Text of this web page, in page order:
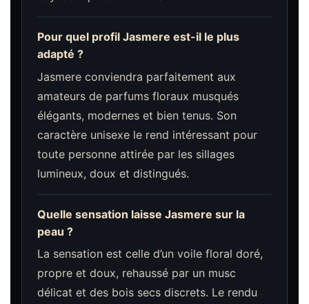
Pour quel profil Jasmere est-il le plus
adapté ?
Jasmere conviendra parfaitement aux
amateurs de parfums floraux musqués
élégants, modernes et bien tenus. Son
caractère unisexe le rend intéressant pour
toute personne attirée par les sillages
lumineux, doux et distingués.
Quelle sensation laisse Jasmere sur la
peau ?
La sensation est celle d’un voile floral doré,
propre et doux, rehaussé par un musc
délicat et des bois secs discrets. Le rendu